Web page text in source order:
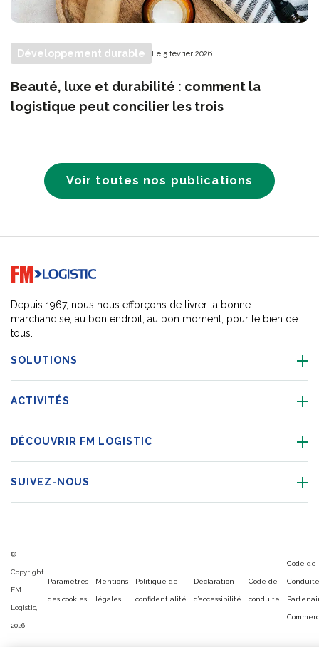
Développement durable Le 5 février 2026
Beauté, luxe et durabilité : comment la
logistique peut concilier les trois
Voir toutes nos publications
Go to home page
Depuis 1967, nous nous efforçons de livrer la bonne
marchandise, au bon endroit, au bon moment, pour le bien de
tous.
SOLUTIONS
ACTIVITÉS
DÉCOUVRIR FM LOGISTIC
SUIVEZ-NOUS
©
Copyright
FM
Logistic,
2026
Paramètres
des cookies
Mentions
légales
Politique de
confidentialité
Déclaration
d’accessibilité
Code de
conduite
Code de
Conduite